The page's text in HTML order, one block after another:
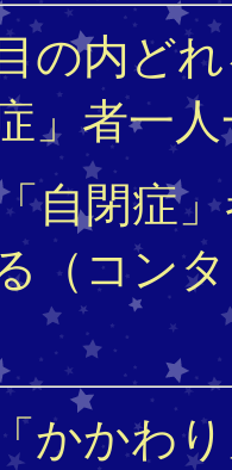
の内ど
」者一
自閉症
（コン
かかわ